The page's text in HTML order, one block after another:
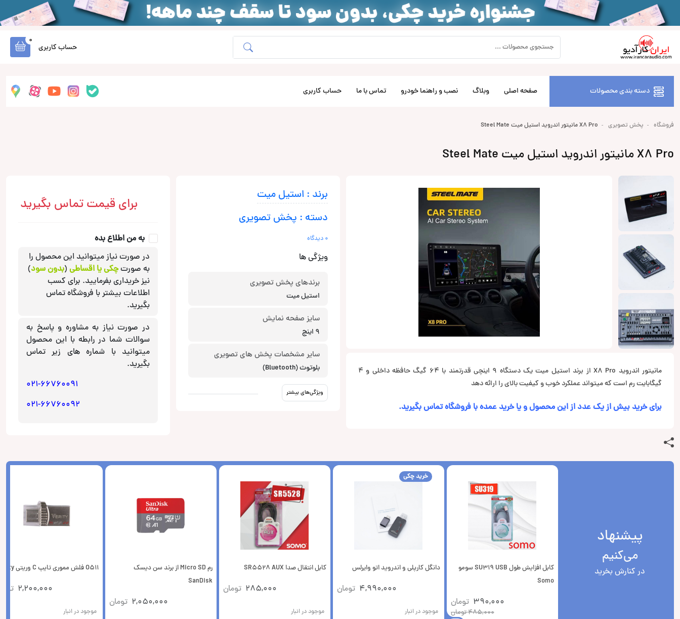
حساب کاربری
0
دسته بندی محصولات صفحه اصلی وبلاگ نصب و راهنما خودرو تماس با ما حساب کاربری
فروشگاه پخش تصویری X8 Pro مانیتور اندروید استیل میت Steel Mate
X8 Pro مانیتور اندروید استیل میت Steel Mate
مانیتور اندروید X8 Pro از برند استیل میت یک دستگاه 9 اینچی قدرتمند با 64 گیگ حافظه داخلی و 4
گیگابایت رم است که میتواند عملکرد خوب و کیفیت بالای را ارائه دهد
برای خرید بیش از یک عدد از این محصول و یا خرید عمده با فروشگاه تماس بگیرید.
برند : استیل میت
دسته : پخش تصویری
0 دیدگاه
ویژگی ها
برندهای پخش تصویری
استیل میت
سایز صفحه نمایش
9 اینچ
سایر مشخصات پخش های تصویری
بلوتوث (Bluetooth)
ویژگی‌های بیشتر
برای قیمت تماس بگیرید
به من اطلاع بده
در صورت نیاز میتوانید این محصول را
به صورتچکی یا اقساطی (بدون سود)
نیز خریداری بفرمایید. برای کسب
اطلاعات بیشتر با فروشگاه تماس
بگیرید.
در صورت نیاز به مشاوره و پاسخ به
سوالات شما در رابطه با این محصول
میتوانید با شماره های زیر تماس
بگیرید.
021-66760091
021-66760092
پیشنهاد
می‌کنیم
در کنارش بخرید
کابل افزایش طول SU319 USB سومو
Somo
390,000 تومان
485,000تومان
خرید چکی
دانگل کارپلی و اندروید اتو وایرلس
4,990,000 تومان
موجود در انبار
کابل انتقال صدا SR5528 AUX
285,000 تومان
موجود در انبار
رم Micro SD از برند سن دیسک
SanDisk
2,050,000 تومان
O511 فلش مموری تایپ C وریتی Verity
2,200,000
موجود در انبار